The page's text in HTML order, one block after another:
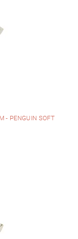
- PENGUIN SOFT